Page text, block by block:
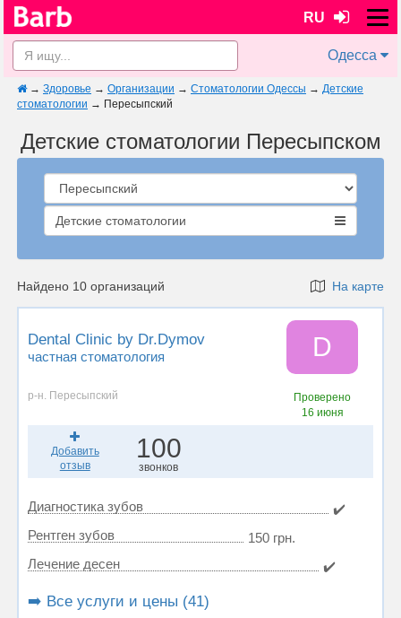
RU
Одесса
→ Здоровье → Организации → Стоматологии Одессы → Детские
стоматологии → Пересыпский
Детские стоматологии Пересыпском
Детские стоматологии
Найдено 10 организаций На карте
Dental Clinic by Dr.Dymov
частная стоматология D
р-н. Пересыпский
Проверено
16 июня
Добавить
отзыв
100
звонков
Диагностика зубов
✔️
Рентген зубов
150 грн.
Лечение десен
✔️
➡️ Все услуги и цены (41)